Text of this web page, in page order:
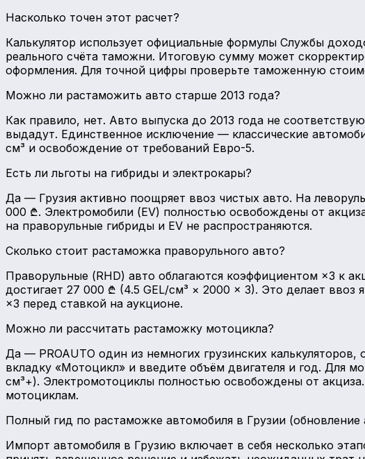
Насколько точен этот расчет?
Калькулятор использует официальные формулы Службы
реального счёта таможни. Итоговую сумму может
оформления. Для точной цифры проверьте таможенную
Можно ли растаможить авто старше 2013 года?
Как правило, нет. Авто выпуска до 2013 года не
выдадут. Единственное исключение — классические
см³ и освобождение от требований Евро-5.
Есть ли льготы на гибриды и электрокары?
Да — Грузия активно поощряет ввоз чистых авто. На
000 ₾. Электромобили (EV) полностью освобождены от
на праворульные гибриды и EV не распространяются.
Сколько стоит растаможка праворульного авто?
Праворульные (RHD) авто облагаются коэффициентом ×3 к
достигает 27 000 ₾ (4.5 GEL/см³ × 2000 × 3). Это делает
×3 перед ставкой на аукционе.
Можно ли рассчитать растаможку мотоцикла?
Да — PROAUTO один из немногих грузинских
вкладку «Мотоцикл» и введите объём двигателя и год. Для
см³+). Электромотоциклы полностью освобождены от
мотоциклам.
Полный гид по растаможке автомобиля в Грузии (обновление
Импорт автомобиля в Грузию включает в себя несколько